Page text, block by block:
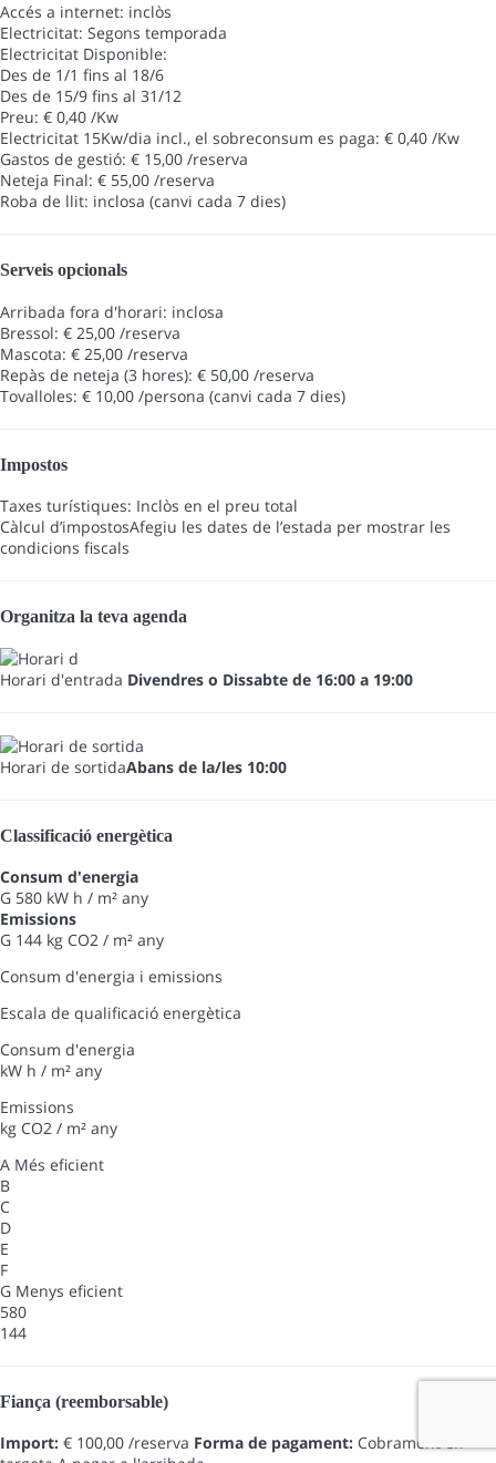
Accés a internet: inclòs
Electricitat: Segons temporada
Electricitat Disponible:
Des de 1/1 fins al 18/6
Des de 15/9 fins al 31/12
Preu: € 0,40 /Kw
Electricitat 15Kw/dia incl., el sobreconsum es paga: € 0,40 /Kw
Gastos de gestió: € 15,00 /reserva
Neteja Final: € 55,00 /reserva
Roba de llit: inclosa (canvi cada 7 dies)
Serveis opcionals
Arribada fora d'horari: inclosa
Bressol: € 25,00 /reserva
Mascota: € 25,00 /reserva
Repàs de neteja (3 hores): € 50,00 /reserva
Tovalloles: € 10,00 /persona (canvi cada 7 dies)
Impostos
Taxes turístiques: Inclòs en el preu total
Càlcul d’impostosAfegiu les dates de l’estada per mostrar les
condicions fiscals
Organitza la teva agenda
Horari d'entrada Divendres o Dissabte de 16:00 a 19:00
Horari de sortidaAbans de la/les 10:00
Classificació energètica
Consum d'energia
G 580 kW h / m² any
Emissions
G 144 kg CO2 / m² any
Consum d'energia i emissions
Escala de qualificació energètica
Consum d'energia
kW h / m² any
Emissions
kg CO2 / m² any
A Més eficient
B
C
D
E
F
G Menys eficient
580
144
Fiança (reemborsable)
Import: € 100,00 /reserva Forma de pagament: Cobrament en